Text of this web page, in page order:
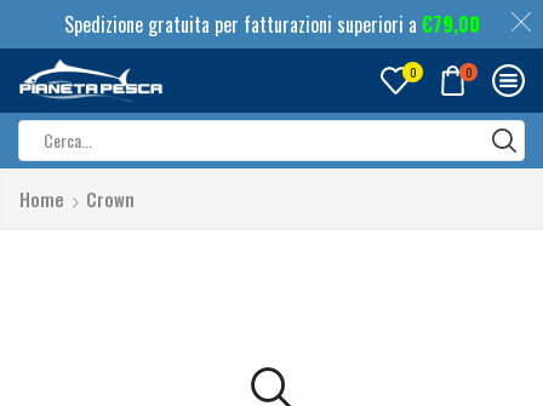
Spedizione gratuita per fatturazioni superiori a €79,00
0 0
input
Home Crown